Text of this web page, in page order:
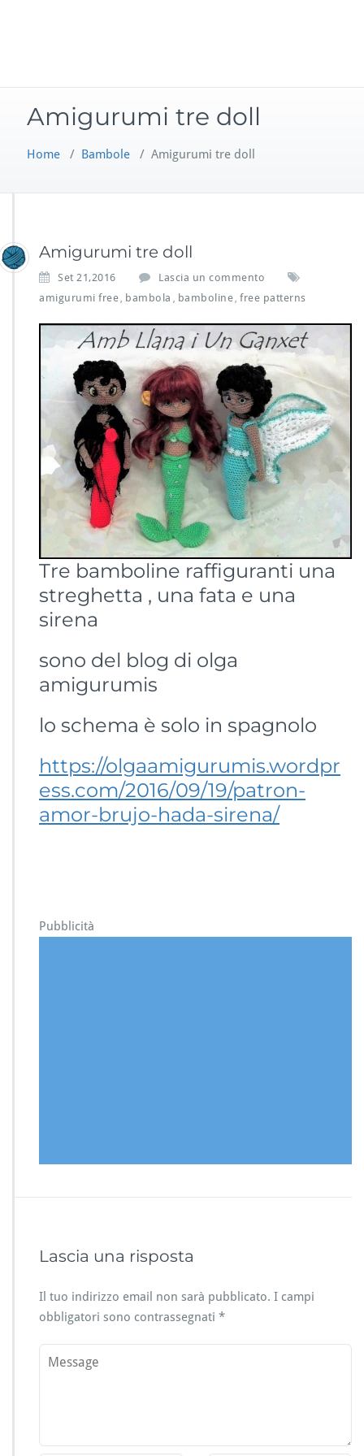
Amigurumi tre doll
Home / Bambole / Amigurumi tre doll
Amigurumi tre doll
Set 21,2016
Lascia un commento
amigurumi free
bambola bamboline free patterns
Tre bamboline raffiguranti una
streghetta , una fata e una
sirena
sono del blog di olga
amigurumis
lo schema è solo in spagnolo
https://olgaamigurumis.wordpr
ess.com/2016/09/19/patron-
amor-brujo-hada-sirena/
Pubblicità
Lascia una risposta
Il tuo indirizzo email non sarà pubblicato. I campi
obbligatori sono contrassegnati *